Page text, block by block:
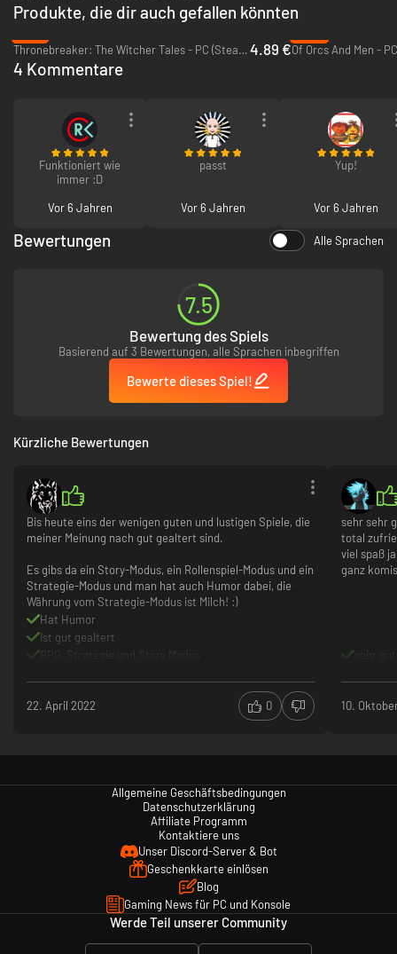
Produkte, die dir auch gefallen könnten
Thronebreaker: The Witcher Tales - PC (Steam) 4.89 €Of Orcs And Men -
4 Kommentare
Funktioniert wie
immer :D
Vor 6 Jahren
passt
Vor 6 Jahren
Yup!
Vor 6 Jahren
Bewertungen Alle Sprachen
7.5
Bewertung des Spiels
Basierend auf 3 Bewertungen, alle Sprachen inbegriffen
Bewerte dieses Spiel!
Kürzliche Bewertungen
Bis heute eins der wenigen guten und lustigen Spiele, die
meiner Meinung nach gut gealtert sind.
Es gibs da ein Story-Modus, ein Rollenspiel-Modus und ein
Strategie-Modus und man hat auch Humor dabei, die
Währung vom Strategie-Modus ist Milch! :)
Hat Humor
Ist gut gealtert
RPG, Strategie und Story Modus
22. April 2022 0
sehr sehr
total
viel spaß
ganz
10.
Allgemeine Geschäftsbedingungen
Datenschutzerklärung
Affiliate Programm
Kontaktiere uns
Unser Discord-Server & Bot
Geschenkkarte einlösen
Blog
Gaming News für PC und Konsole
Werde Teil unserer Community